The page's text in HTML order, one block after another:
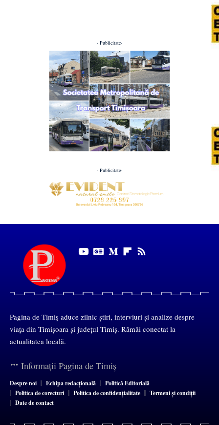
- Publicitate-
- Publicitate-
Pagina de Timiș aduce zilnic știri, interviuri și analize despre
viața din Timișoara și județul Timiș. Rămâi conectat la
actualitatea locală.
Informații Pagina de Timiș
Despre noi Echipa redacțională
Politică Editorială
Politica de corecturi
Politica de confidențialitate
Termeni și condiții
Date de contact